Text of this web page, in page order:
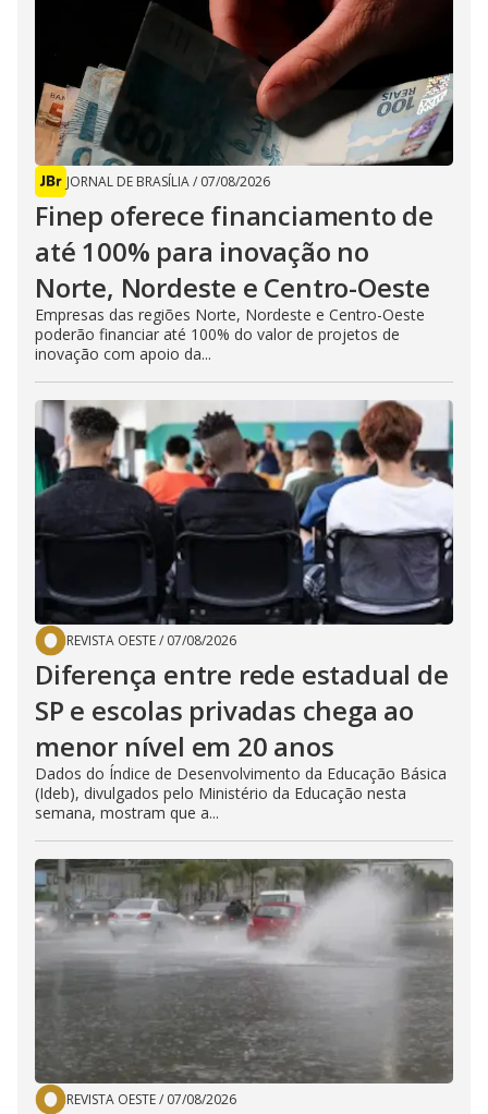
JORNAL DE BRASÍLIA/ 07/08/2026
Finep oferece financiamento de
até 100% para inovação no
Norte, Nordeste e Centro-Oeste
Empresas das regiões Norte, Nordeste e Centro-Oeste
poderão financiar até 100% do valor de projetos de
inovação com apoio da...
REVISTA OESTE/ 07/08/2026
Diferença entre rede estadual de
SP e escolas privadas chega ao
menor nível em 20 anos
Dados do Índice de Desenvolvimento da Educação Básica
(Ideb), divulgados pelo Ministério da Educação nesta
semana, mostram que a...
REVISTA OESTE/ 07/08/2026